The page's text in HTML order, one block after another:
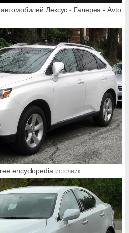
Лексус - Галерея - Avto
encyclopedia источник